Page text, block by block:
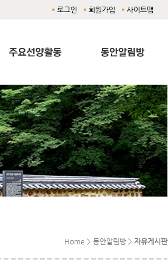
로그인 회원가입 사이트맵
Home > 동안알림방 > 자유게시판